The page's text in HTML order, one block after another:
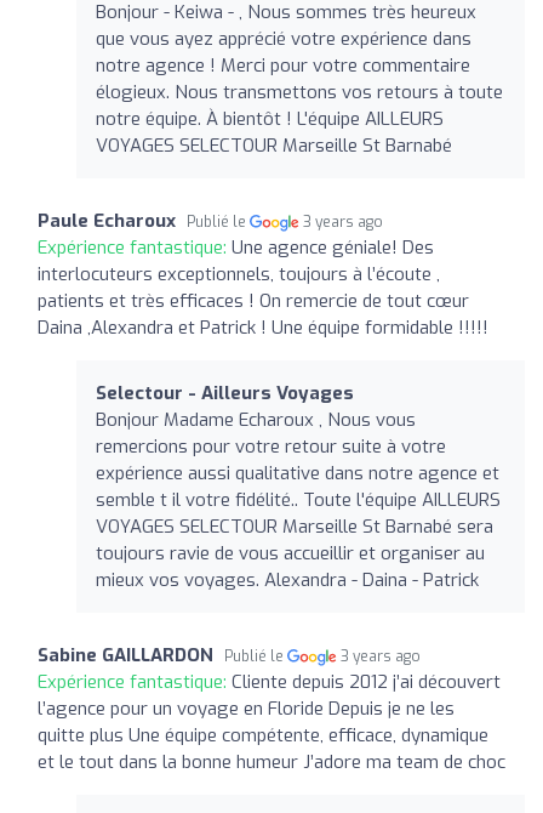
Bonjour - Keiwa - , Nous sommes très heureux
que vous ayez apprécié votre expérience dans
notre agence ! Merci pour votre commentaire
élogieux. Nous transmettons vos retours à toute
notre équipe. À bientôt ! L'équipe AILLEURS
VOYAGES SELECTOUR Marseille St Barnabé
Paule Echaroux Publié le 3 years ago
Expérience fantastique: Une agence géniale! Des
interlocuteurs exceptionnels, toujours à l’écoute ,
patients et très efficaces ! On remercie de tout cœur
Daina ,Alexandra et Patrick ! Une équipe formidable !!!!!
Selectour - Ailleurs Voyages
Bonjour Madame Echaroux , Nous vous
remercions pour votre retour suite à votre
expérience aussi qualitative dans notre agence et
semble t il votre fidélité.. Toute l'équipe AILLEURS
VOYAGES SELECTOUR Marseille St Barnabé sera
toujours ravie de vous accueillir et organiser au
mieux vos voyages. Alexandra - Daina - Patrick
Sabine GAILLARDON Publié le 3 years ago
Expérience fantastique: Cliente depuis 2012 j’ai découvert
l’agence pour un voyage en Floride Depuis je ne les
quitte plus Une équipe compétente, efficace, dynamique
et le tout dans la bonne humeur J’adore ma team de choc